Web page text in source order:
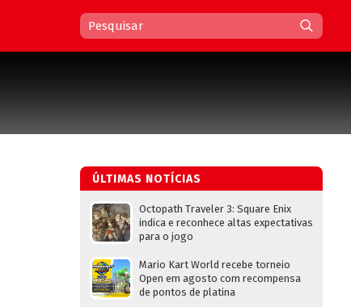
ÚLTIMAS NOTÍCIAS
Octopath Traveler 3: Square Enix
indica e reconhece altas expectativas
para o jogo
Mario Kart World recebe torneio
Open em agosto com recompensa
de pontos de platina